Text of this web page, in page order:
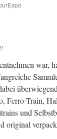
war,
Ferro-Train,
und
original